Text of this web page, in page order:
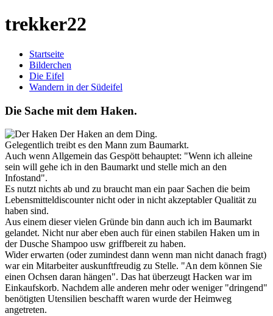
trekker22
Startseite
Bilderchen
Die Eifel
Wandern in der Südeifel
Die Sache mit dem Haken.
Der Haken an dem Ding.
Gelegentlich treibt es den Mann zum Baumarkt.
Auch wenn Allgemein das Gespött behauptet: "Wenn ich alleine
sein will gehe ich in den Baumarkt und stelle mich an den
Infostand".
Es nutzt nichts ab und zu braucht man ein paar Sachen die beim
Lebensmitteldiscounter nicht oder in nicht akzeptabler Qualität zu
haben sind.
Aus einem dieser vielen Gründe bin dann auch ich im Baumarkt
gelandet. Nicht nur aber eben auch für einen stabilen Haken um in
der Dusche Shampoo usw griffbereit zu haben.
Wider erwarten (oder zumindest dann wenn man nicht danach fragt)
war ein Mitarbeiter auskunftfreudig zu Stelle. "An dem können Sie
einen Ochsen daran hängen". Das hat überzeugt Hacken war im
Einkaufskorb. Nachdem alle anderen mehr oder weniger "dringend"
benötigten Utensilien beschafft waren wurde der Heimweg
angetreten.